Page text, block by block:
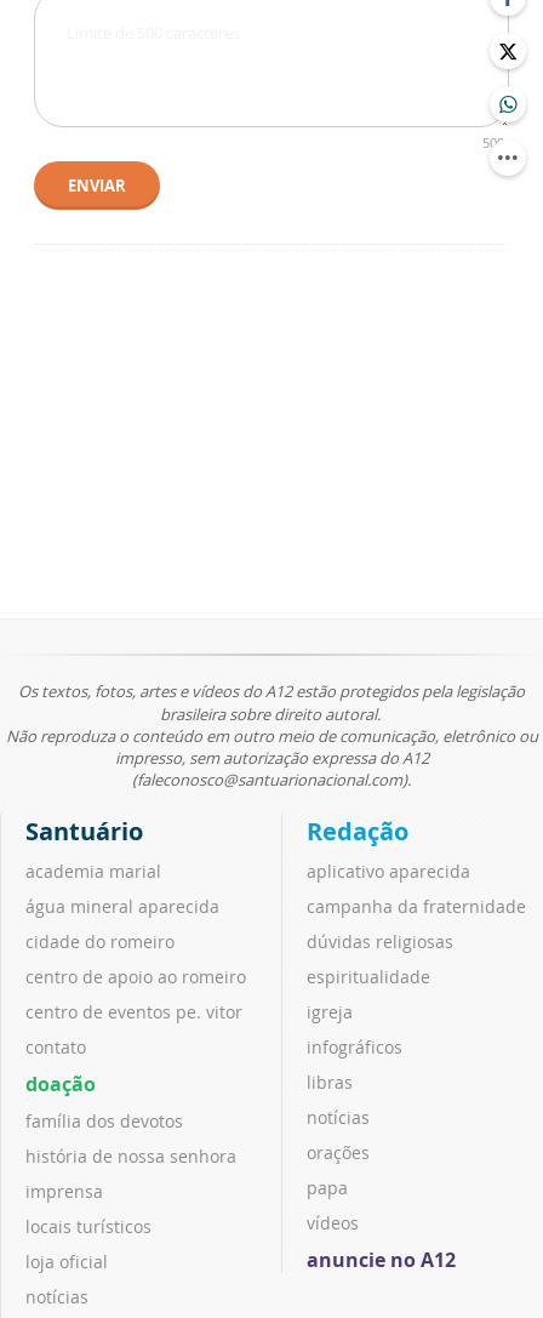
500
ENVIAR
Os textos, fotos, artes e vídeos do A12 estão protegidos pela legislação
brasileira sobre direito autoral.
Não reproduza o conteúdo em outro meio de comunicação, eletrônico ou
impresso, sem autorização expressa do A12
(faleconosco@santuarionacional.com).
Santuário
academia marial
água mineral aparecida
cidade do romeiro
centro de apoio ao romeiro
centro de eventos pe. vitor
contato
doação
família dos devotos
história de nossa senhora
imprensa
locais turísticos
loja oficial
notícias
Redação
aplicativo aparecida
campanha da fraternidade
dúvidas religiosas
espiritualidade
igreja
infográficos
libras
notícias
orações
papa
vídeos
anuncie no A12